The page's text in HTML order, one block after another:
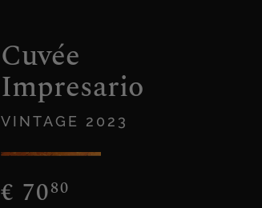
Cuvée
Impresario
VINTAGE 2023
€ 7080